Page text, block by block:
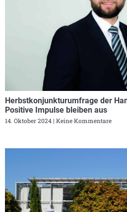
Herbstkonjunkturumfrage der
Positive Impulse bleiben aus
14. Oktober 2024 Keine Kommentare